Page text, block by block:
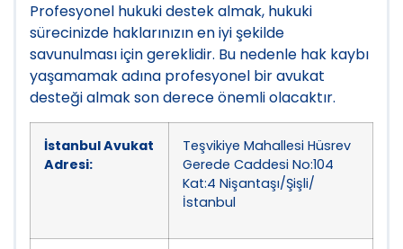
Profesyonel hukuki destek almak, hukuki
sürecinizde haklarınızın en iyi şekilde
savunulması için gereklidir. Bu nedenle hak kaybı
yaşamamak adına profesyonel bir avukat
desteği almak son derece önemli olacaktır.
İstanbul Avukat
Adresi:
Teşvikiye Mahallesi Hüsrev
Gerede Caddesi No:104
Kat:4 Nişantaşı/Şişli/
İstanbul